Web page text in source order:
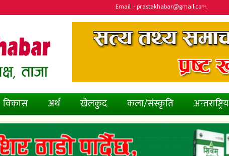
Email :- prastakhabar@gmail.com
विकास अर्थ खेलकुद कला/संस्कृति अन्तराष्ट्रिय